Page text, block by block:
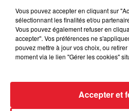
Le Morning Show
Vous pouvez accepter en cliquant sur
sélectionnant les finalités et/ou
Vous pouvez également refuser en
accepter". Vos préférences ne
pouvez mettre à jour vos choix, ou
moment via le lien "Gérer les cookies"
Accepter et